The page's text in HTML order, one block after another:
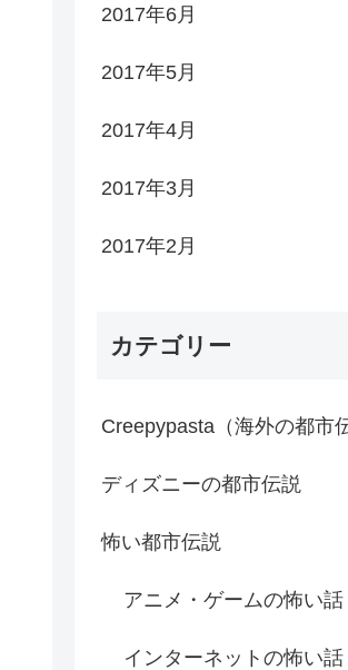
2017年6月
2017年5月
2017年4月
2017年3月
2017年2月
カテゴリー
Creepypasta（海外の都市
ディズニーの都市伝説
怖い都市伝説
アニメ・ゲームの怖い話
インターネットの怖い話